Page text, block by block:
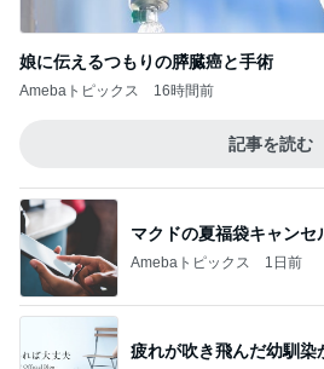
娘に伝えるつもりの膵臓癌と手術
Amebaトピックス 16時間前
記事を読む
マクドの夏福袋キャンセ
Amebaトピックス 1日前
疲れが吹き飛んだ幼馴染